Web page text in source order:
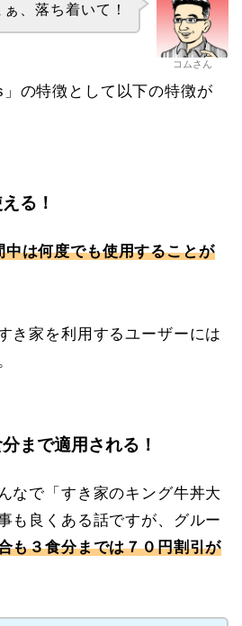
コムさん
ぁ、落ち着いて！
の特徴として以下の特徴が
る！
中は何度でも使用することが
き家を利用するユーザーには
まで適用される！
なで「すき家のキング牛丼大
も良くある話ですが、グルー
も３食分までは７０円割引が